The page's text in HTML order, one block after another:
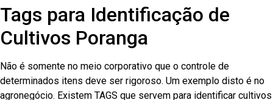
Tags para Identificação de
Cultivos Poranga
Não é somente no meio corporativo que o controle de
determinados itens deve ser rigoroso. Um exemplo disto é no
agronegócio. Existem TAGS que servem para identificar cultivos